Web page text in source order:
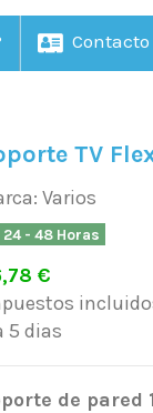
Contacto
TV
Varios
24 - 48 Horas
€
5 dias
de pared